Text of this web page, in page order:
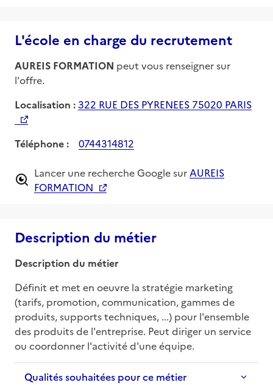
L'école en charge du recrutement
AUREIS FORMATION peut vous renseigner sur
l'offre.
Localisation :322 RUE DES PYRENEES 75020 PARIS
Téléphone : 0744314812
Lancer une recherche Google sur AUREIS
FORMATION
Description du métier
Description du métier
Définit et met en oeuvre la stratégie marketing
(tarifs, promotion, communication, gammes de
produits, supports techniques, ...) pour l'ensemble
des produits de l'entreprise. Peut diriger un service
ou coordonner l'activité d'une équipe.
Qualités souhaitées pour ce métier